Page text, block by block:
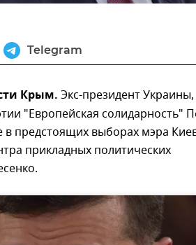
Telegram
Крым. Экс-президент Украины,
"Европейская солидарность"
предстоящих выборах мэра
прикладных политических